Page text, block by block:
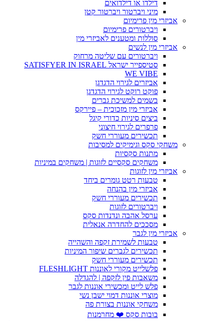
דילדו או דילדואים
מיני ויברטור ויברטור קטן
אביזרי מין פרימיום
ויברטורים פרימיום
סוללות ומטענים לאביזרי מין
אביזרי מין לנשים
ויברטורים עם שליטה מרחוק
סטיספייר ישראל SATISFYER IN ISRAEL
WE VIBE
אביזרים לגירוי הדגדגן
פוקט רוקט לגירוי הדגדגן
בשמים למשיכת גברים
אביזרי מין מזכוכית – פיירקס
ביצים סיניות כדורי קיגל
פרפרים לגירוי חיצוני
תכשירים מעוררי חשק
משחקי סקס וגימיקים למסיבות
מתנות סקסיות
משחקים סקסיים לזוגות | משחקים במיניות
אביזרי מין לזוגות
טבעות רטט גומרים ביחד
אביזרי מין בהנחה
תכשירים מעוררי חשק
ויברטורים לזוגות
ערסל אהבה ונדנדות סקס
מסככים להחדרה אנאלית
אביזרי מין לגבר
טבעות לשמירת זקפה והשהייה
תכשירים לגברים שיפור המיניות
תכשירים מעוררי חשק
פלשלייט מקורי לאוננות FLESHLIGHT
משאבות פין לזקפה | להגדלה
פלש לייט ומכשירי אוננות לגבר
מוצרי אוננות דמוי ישבן נשי
משחקי אוננות בצורת פה
בובות סקס ❤️ מחרמנות